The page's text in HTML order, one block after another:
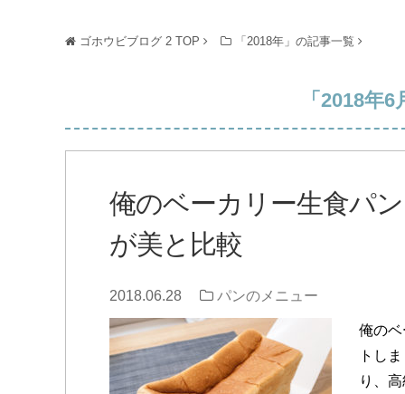
ゴホウビブログ 2 TOP 「2018年」の記事一覧
「2018年
俺のベーカリー生食パ
が美と比較
2018.06.28 パンのメニュー
俺の
トし
り、